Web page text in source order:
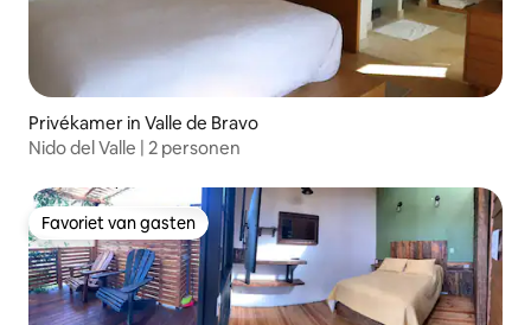
Privékamer in Valle de Bravo
Nido del Valle | 2 personen
Favoriet van gasten
Favoriet van gasten